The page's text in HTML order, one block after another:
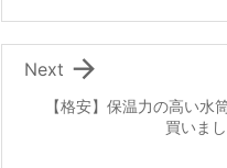
【格安】保温力の高い水
買いま

Next